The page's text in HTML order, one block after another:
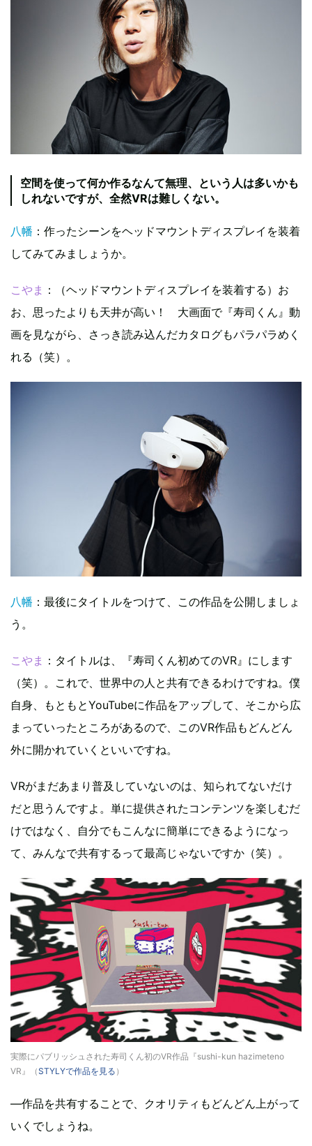
空間を使って何か作るなんて無理、という人は多いかも
しれないですが、全然VRは難しくない。
八幡 ：作ったシーンをヘッドマウントディスプレイを装着
してみてみましょうか。
こやま ：（ヘッドマウントディスプレイを装着する）お
お、思ったよりも天井が高い！ 大画面で『寿司くん』動
画を見ながら、さっき読み込んだカタログもパラパラめく
れる（笑）。
八幡 ：最後にタイトルをつけて、この作品を公開しましょ
う。
こやま ：タイトルは、『寿司くん初めてのVR』にします
（笑）。これで、世界中の人と共有できるわけですね。僕
自身、もともとYouTubeに作品をアップして、そこから広
まっていったところがあるので、このVR作品もどんどん
外に開かれていくといいですね。
VRがまだあまり普及していないのは、知られてないだけ
だと思うんですよ。単に提供されたコンテンツを楽しむだ
けではなく、自分でもこんなに簡単にできるようになっ
て、みんなで共有するって最高じゃないですか（笑）。
実際にパブリッシュされた寿司くん初のVR作品『sushi-kun hazimeteno
VR』（STYLYで作品を見る ）
—作品を共有することで、クオリティもどんどん上がって
いくでしょうね。